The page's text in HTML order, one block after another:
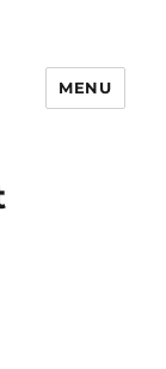
MENU